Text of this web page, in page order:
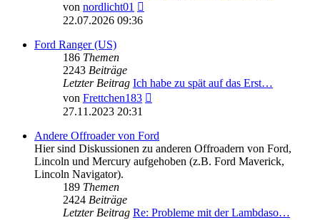
von nordlicht01
22.07.2026 09:36
Ford Ranger (US)
186 Themen
2243 Beiträge
Letzter Beitrag Ich habe zu spät auf das Erst…
von Frettchen183
27.11.2023 20:31
Andere Offroader von Ford
Hier sind Diskussionen zu anderen Offroadern von Ford,
Lincoln und Mercury aufgehoben (z.B. Ford Maverick,
Lincoln Navigator).
189 Themen
2424 Beiträge
Letzter Beitrag Re: Probleme mit der Lambdaso…